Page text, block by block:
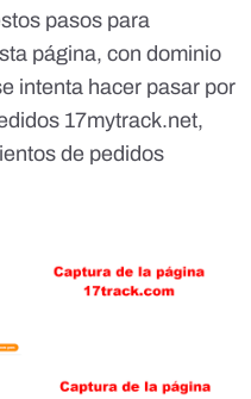
pasos para
página, con dominio
intenta hacer pasar por
17mytrack.net,
de pedidos